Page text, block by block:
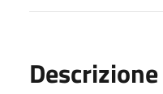
Descrizione